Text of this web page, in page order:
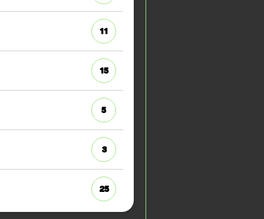
11
15
5
3
25